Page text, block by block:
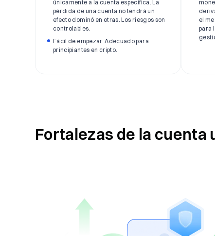
únicamente a la cuenta específica. La
pérdida de una cuenta no tendrá un
efecto dominó en otras. Los riesgos son
controlables.
Fácil de empezar. Adecuado para
principiantes en cripto.
el
para
Fortalezas de la cuenta